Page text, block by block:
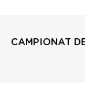
CAMPIONAT